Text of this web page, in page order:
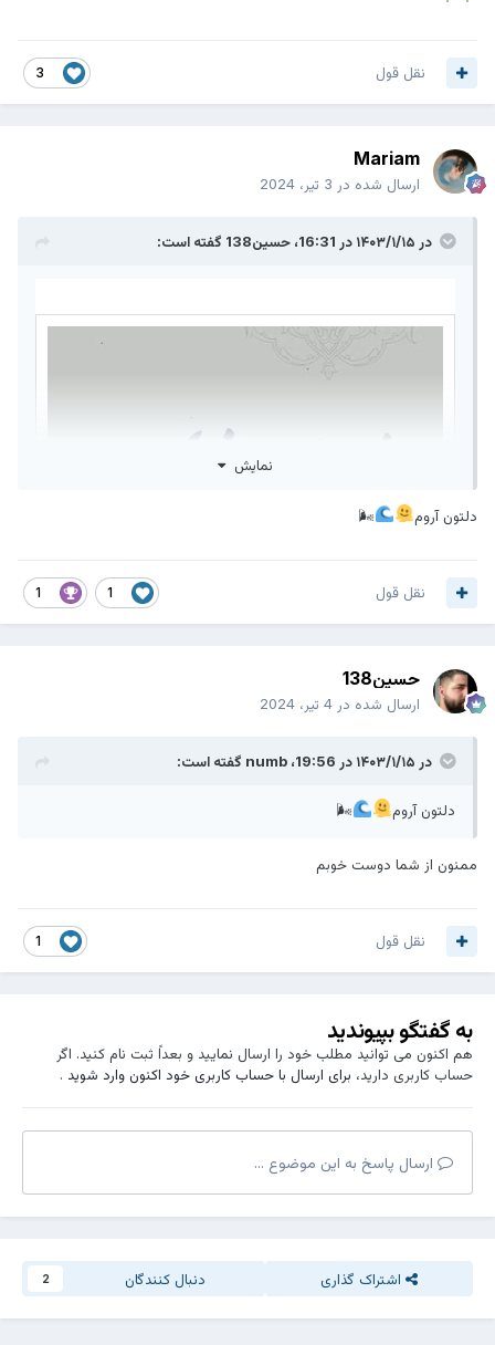
3 نقل قول
Mariam
ارسال شده در 3 تیر، 2024
در ۱۴۰۳/۱/۱۵ در 16:31، حسین138 گفته است:
نمایش
دلتون آروم 🌬
نقل قول
حسین138
ارسال شده در 4 تیر، 2024
در ۱۴۰۳/۱/۱۵ در 19:56، numbگفته است:
دلتون آروم 🌬
ممنون از شما دوست خوبم
نقل قول
به گفتگو بپیوندید
هم اکنون می توانید مطلب خود را ارسال نمایید و بعداً ثبت نام کنید. اگر
حساب کاربری دارید، برای ارسال با حساب کاربری خود اکنون وارد شوید.
ارسال پاسخ به این موضوع ...
اشتراک گذاری دنبال کنندگان 2